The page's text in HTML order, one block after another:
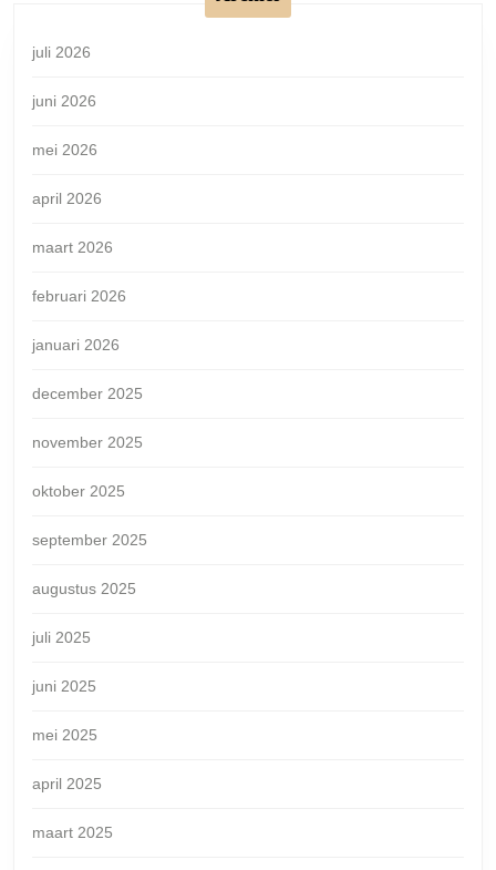
juli 2026
juni 2026
mei 2026
april 2026
maart 2026
februari 2026
januari 2026
december 2025
november 2025
oktober 2025
september 2025
augustus 2025
juli 2025
juni 2025
mei 2025
april 2025
maart 2025